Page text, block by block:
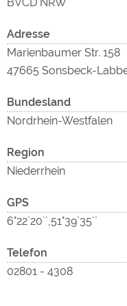
BVCD NRW
Adresse
Marienbaumer Str. 158
47665 Sonsbeck-
Bundesland
Nordrhein-Westfalen
Region
Niederrhein
GPS
6°22`20``,51°39`35``
Telefon
02801 - 4308